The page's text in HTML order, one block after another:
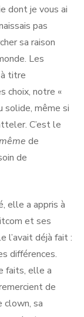
dont je vous ai
pas
sa raison
Les
titre
choix, notre «
solide, même si
C’est le
de
de
elle a appris à
et ses
l’avait déjà fait :
différences.
faits, elle a
de
clown, sa